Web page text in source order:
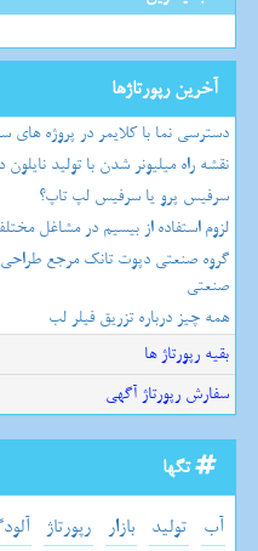
آخرین رپورتاژها
دسترسی نما با کلایمر در پروژه های
نقشه راه میلیونر شدن با تولید نایلون
سرفیس پرو یا سرفیس لپ تاپ؟
لزوم استفاده از بیسیم در مشاغل
گروه صنعتی دپوت تانک مرجع
صنعتی
همه چیز درباره تزریق فیلر لب
بقیه رپورتاژ ها
سفارش رپورتاژ آگهی
تگها
آب تولید بازار رپورتاژ